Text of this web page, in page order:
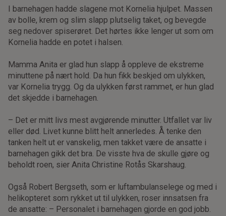
I barnehagen hadde slagene mot Kornelia hjulpet. Massen
av bolle, krem og slim slapp plutselig taket, og bevegde
seg nedover spiserøret. Det hørtes ikke lenger ut som om
Kornelia hadde en potet i halsen.
Mamma Anita er glad hun slapp å oppleve de ekstreme
minuttene på nært hold. Da hun fikk beskjed om ulykken,
var Kornelia trygg. Og da ulykken først rammet, er hun glad
det skjedde i barnehagen.
– Det er mitt livs mest avgjørende minutter. Utfallet var liv
eller død. Livet kunne blitt helt annerledes. Å tenke den
tanken helt ut er vanskelig, men takket være de ansatte i
barnehagen gikk det bra. De visste hva de skulle gjøre og
beholdt roen, sier Anita Christine Rotås Skarshaug.
Også Robert Bergseth, som er luftambulanselege og med i
helikopteret som rykket ut til ulykken, roser innsatsen fra
de ansatte: – Personalet i barnehagen gjorde en god jobb.